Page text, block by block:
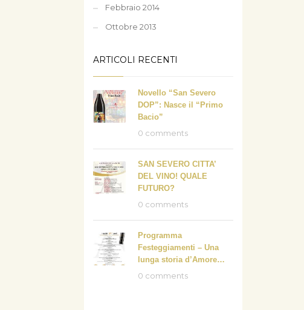
Febbraio 2014
Ottobre 2013
ARTICOLI RECENTI
Novello “San Severo
DOP”: Nasce il “Primo
Bacio”
0 comments
SAN SEVERO CITTA’
DEL VINO! QUALE
FUTURO?
0 comments
Programma
Festeggiamenti – Una
lunga storia d’Amore…
0 comments